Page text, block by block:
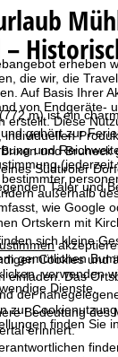
erheben
die wir, die
Auf Basis Ihrer
von Endgeräte-
erstellt. Diese
individuellen
und
außerhalb
wie Google
Cookies und
verwenden
Dienste.
zur
finden Sie
m) ist ein
gehört zur
und
Südtiroler
Täler und
Ortskern mit
sich kleine
gemütlichen
einladen. Das
der
Bedeutung des
erinnert.